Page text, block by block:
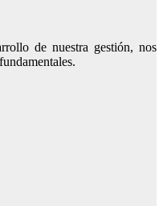
de nuestra gestión, nos